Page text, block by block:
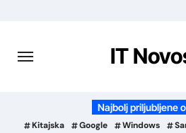
vsebino
IT
Najbolj priljubljene
Kitajska Google Windows